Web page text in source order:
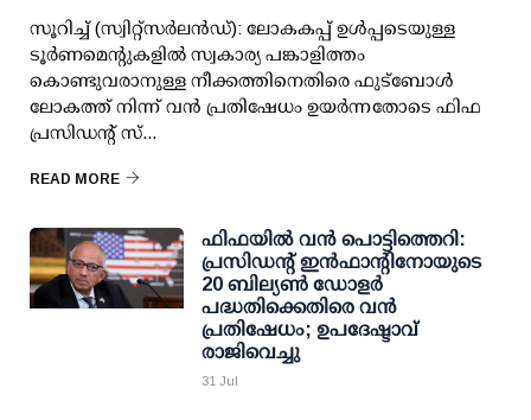
സൂറിച്ച് (സ്വിറ്റ്‌സര്‍ലന്‍ഡ്): ലോകകപ്പ് ഉള്‍പ്പടെയുള്ള
ടൂര്‍ണമെന്റുകളില്‍ സ്വകാര്യ പങ്കാളിത്തം
കൊണ്ടുവരാനുള്ള നീക്കത്തിനെതിരെ ഫുട്ബോള്‍
ലോകത്ത് നിന്ന് വന്‍ പ്രതിഷേധം ഉയര്‍ന്നതോടെ ഫിഫ
പ്രസിഡന്റ് സ്...
READ MORE
ഫിഫയില്‍ വന്‍ പൊട്ടിത്തെറി:
പ്രസിഡന്റ് ഇന്‍ഫാന്റിനോയുടെ
20 ബില്യണ്‍ ഡോളര്‍
പദ്ധതിക്കെതിരെ വന്‍
പ്രതിഷേധം; ഉപദേഷ്ടാവ്
രാജിവെച്ചു
31 Jul